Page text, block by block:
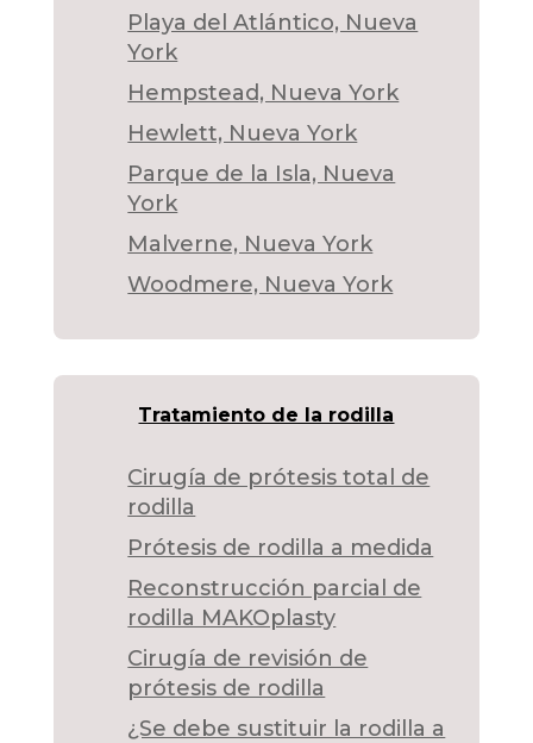
Playa del Atlántico, Nueva
York
Hempstead, Nueva York
Hewlett, Nueva York
Parque de la Isla, Nueva
York
Malverne, Nueva York
Woodmere, Nueva York
Tratamiento de la rodilla
Cirugía de prótesis total de
rodilla
Prótesis de rodilla a medida
Reconstrucción parcial de
rodilla MAKOplasty
Cirugía de revisión de
prótesis de rodilla
¿Se debe sustituir la rodilla a